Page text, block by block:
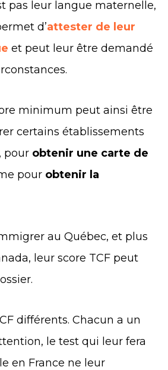
pas leur langue maternelle,
d’attester de leur
et peut leur être demandé
minimum peut ainsi être
certains établissements
pour obtenir une carte de
pour obtenir la
au Québec, et plus
leur score TCF peut
différents. Chacun a un
le test qui leur fera
en France ne leur